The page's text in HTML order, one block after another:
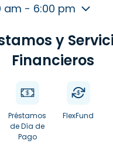
am - 6:00 pm
y
Financieros
Préstamos
de Día de
Pago
FlexFund